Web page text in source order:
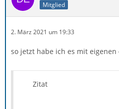
Mitglied
2. März 2021 um 19:33
so jetzt habe ich es mit
Zitat